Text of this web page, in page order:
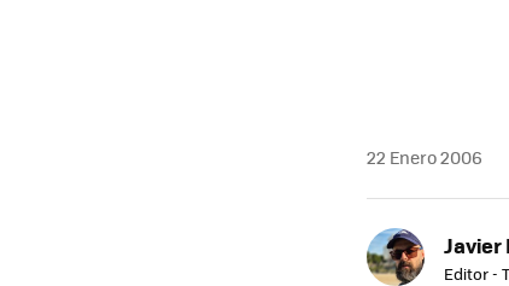
22 Enero 2006
Javier
Editor -